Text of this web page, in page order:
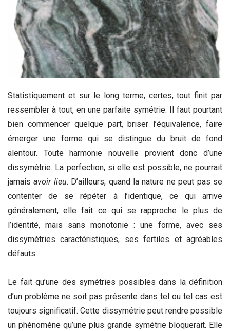
Statistiquement et sur le long terme, certes, tout finit par
ressembler à tout, en une parfaite symétrie. Il faut pourtant
bien commencer quelque part, briser l’équivalence, faire
émerger une forme qui se distingue du bruit de fond
alentour. Toute harmonie nouvelle provient donc d’une
dissymétrie. La perfection, si elle est possible, ne pourrait
jamaisavoir lieu. D’ailleurs, quand la nature ne peut pas se
contenter de se répéter à l’identique, ce qui arrive
généralement, elle fait ce qui se rapproche le plus de
l’identité, mais sans monotonie : une forme, avec ses
dissymétries caractéristiques, ses fertiles et agréables
défauts.
Le fait qu’une des symétries possibles dans la définition
d’un problème ne soit pas présente dans tel ou tel cas est
toujours significatif. Cette dissymétrie peut rendre possible
un phénomène qu’une plus grande symétrie bloquerait. Elle